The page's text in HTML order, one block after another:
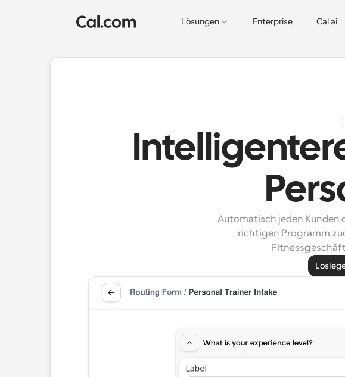
Lösungen Enterprise Cal.ai
Automatisch jeden Kunden
richtigen Programm